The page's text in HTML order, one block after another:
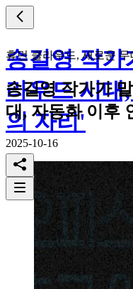
송길영 작가
라우드 시대
의 자리'
휴먼 클라우드, 새로운 무
송길영 작가가
대, 자동화 이후
2025-10-16